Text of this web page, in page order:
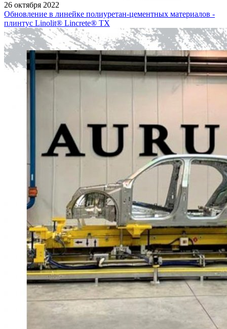
26 октября 2022
Обновление в линейке полиуретан-цементных материалов -
плинтус Linolit® Lincrete® ТХ